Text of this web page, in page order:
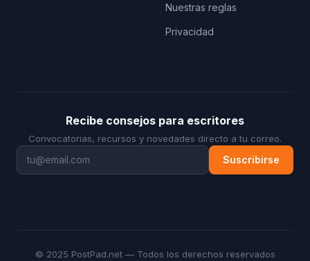
Nuestras reglas
Privacidad
Recibe consejos para escritores
Convocatorias, recursos y novedades directo a tu correo.
Suscribirse
© 2025 PostPad.net — Todos los derechos reservados